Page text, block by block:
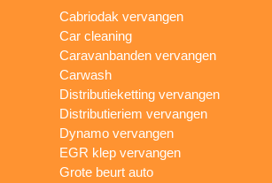
Cabriodak vervangen
Car cleaning
Caravanbanden vervangen
Carwash
Distributieketting vervangen
Distributieriem vervangen
Dynamo vervangen
EGR klep vervangen
Grote beurt auto